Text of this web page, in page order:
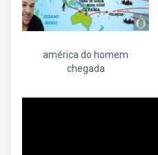
américa do homem
chegada